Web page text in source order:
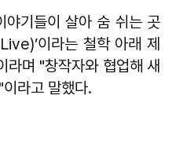
야기들이 살아 숨 쉬는 곳
이라는 철학 아래 제
라며 "창작자와 협업해 새
라고 말했다.